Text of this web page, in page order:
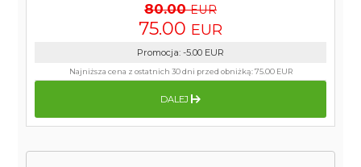
80.00 EUR
75.00 EUR
Promocja: -5.00 EUR
Najniższa cena z ostatnich 30 dni przed obniżką:75.00 EUR
DALEJ